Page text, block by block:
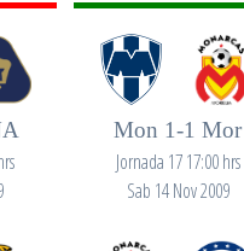
Mon 1-1 Mor
Jornada 17 17:00 hrs
Sab 14 Nov 2009